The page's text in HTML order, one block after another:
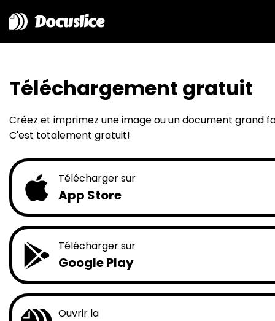
Docuslice
Téléchargement gratuit
Créez et imprimez une image ou un document grand
C'est totalement gratuit!
Télécharger sur
App Store
Télécharger sur
Google Play
Ouvrir la